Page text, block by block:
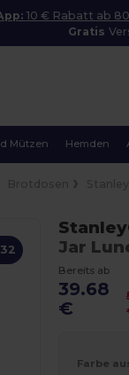
10 € Rabatt ab
Gratis
Mützen Hemden
Jar
Bereits ab
39.68
€
Farbe